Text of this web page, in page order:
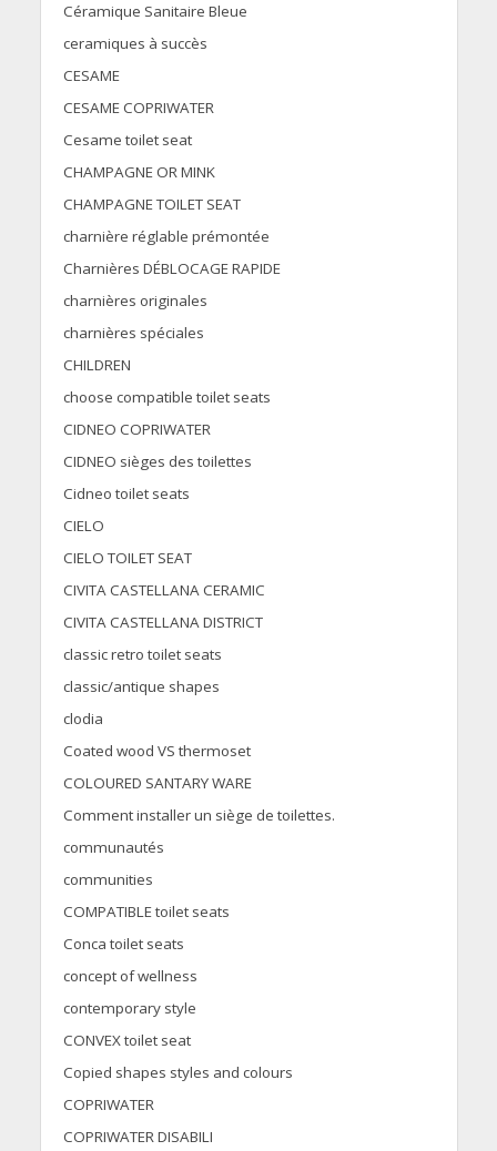
Céramique Sanitaire Bleue
ceramiques à succès
CESAME
CESAME COPRIWATER
Cesame toilet seat
CHAMPAGNE OR MINK
CHAMPAGNE TOILET SEAT
charnière réglable prémontée
Charnières DÉBLOCAGE RAPIDE
charnières originales
charnières spéciales
CHILDREN
choose compatible toilet seats
CIDNEO COPRIWATER
CIDNEO sièges des toilettes
Cidneo toilet seats
CIELO
CIELO TOILET SEAT
CIVITA CASTELLANA CERAMIC
CIVITA CASTELLANA DISTRICT
classic retro toilet seats
classic/antique shapes
clodia
Coated wood VS thermoset
COLOURED SANTARY WARE
Comment installer un siège de toilettes.
communautés
communities
COMPATIBLE toilet seats
Conca toilet seats
concept of wellness
contemporary style
CONVEX toilet seat
Copied shapes styles and colours
COPRIWATER
COPRIWATER DISABILI